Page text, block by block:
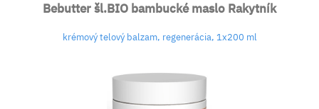
Bebutter šl.BIO bambucké maslo Rakytník
krémový telový balzam, regenerácia, 1x200 ml